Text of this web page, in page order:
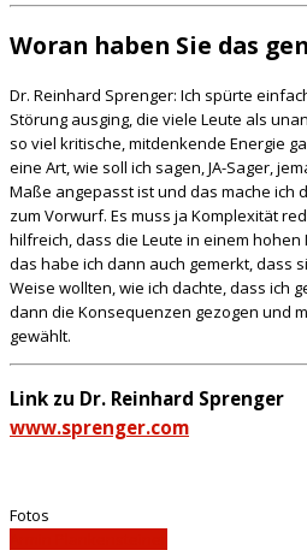
Woran haben Sie das
Dr. Reinhard Sprenger: Ich spürte
Störung ausging, die viele Leute als
so viel kritische, mitdenkende Energie
eine Art, wie soll ich sagen, JA-Sager,
Maße angepasst ist und das mache ich
zum Vorwurf. Es muss ja Komplexität
hilfreich, dass die Leute in einem hohen
das habe ich dann auch gemerkt, dass
Weise wollten, wie ich dachte, dass ich
dann die Konsequenzen gezogen und
gewählt.
Link zu Dr. Reinhard Sprenger
www.sprenger.com
Fotos